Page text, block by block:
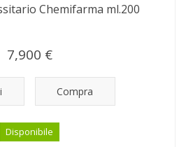
Chemifarma ml.200
7,900 €
Compra
Disponibile